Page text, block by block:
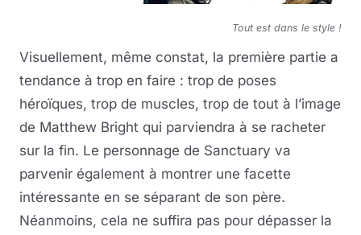
Tout est dans le style !
Visuellement, même constat, la première partie a
tendance à trop en faire : trop de poses
héroïques, trop de muscles, trop de tout à l’image
de Matthew Bright qui parviendra à se racheter
sur la fin. Le personnage de Sanctuary va
parvenir également à montrer une facette
intéressante en se séparant de son père.
Néanmoins, cela ne suffira pas pour dépasser la